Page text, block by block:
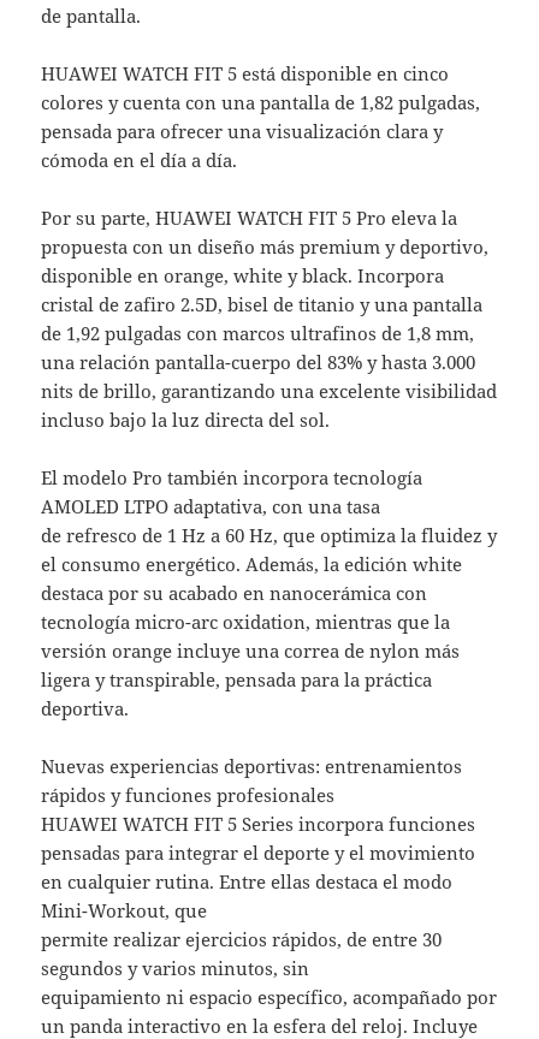
de pantalla.
HUAWEI WATCH FIT 5 está disponible en cinco
colores y cuenta con una pantalla de 1,82 pulgadas,
pensada para ofrecer una visualización clara y
cómoda en el día a día.
Por su parte, HUAWEI WATCH FIT 5 Pro eleva la
propuesta con un diseño más premium y deportivo,
disponible en orange, white y black. Incorpora
cristal de zafiro 2.5D, bisel de titanio y una pantalla
de 1,92 pulgadas con marcos ultrafinos de 1,8 mm,
una relación pantalla-cuerpo del 83% y hasta 3.000
nits de brillo, garantizando una excelente visibilidad
incluso bajo la luz directa del sol.
El modelo Pro también incorpora tecnología
AMOLED LTPO adaptativa, con una tasa
de refresco de 1 Hz a 60 Hz, que optimiza la fluidez y
el consumo energético. Además, la edición white
destaca por su acabado en nanocerámica con
tecnología micro-arc oxidation, mientras que la
versión orange incluye una correa de nylon más
ligera y transpirable, pensada para la práctica
deportiva.
Nuevas experiencias deportivas: entrenamientos
rápidos y funciones profesionales
HUAWEI WATCH FIT 5 Series incorpora funciones
pensadas para integrar el deporte y el movimiento
en cualquier rutina. Entre ellas destaca el modo
Mini-Workout, que
permite realizar ejercicios rápidos, de entre 30
segundos y varios minutos, sin
equipamiento ni espacio específico, acompañado por
un panda interactivo en la esfera del reloj. Incluye